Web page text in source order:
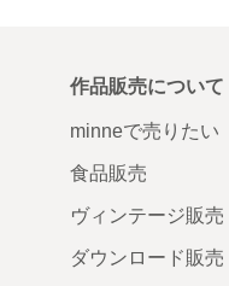
作品販売について
minneで売りたい
食品販売
ヴィンテージ販売
ダウンロード販売